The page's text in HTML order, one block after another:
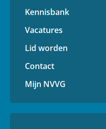
Kennisbank
Vacatures
Lid worden
Contact
Mijn NVVG